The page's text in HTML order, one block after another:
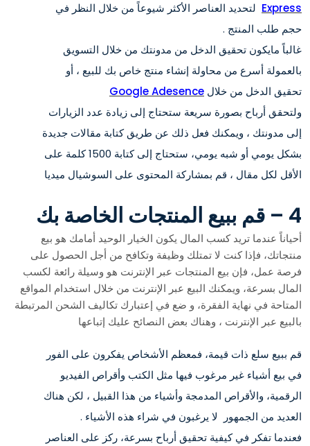
Express لتحديد العناصر الأكثر شيوعاً من خلال النظر في
حجم طلب المنتج .
غالباً مايكون تحقيق الدخل من مدونتك من خلال التسويق
بالعمولة أسرع من محاولة إنشاء منتج خاص بك للبيع ، أو
تحقيق الدخل من خلال Google Adesence
ولتحقق أرباح بصورة سريعة ستحتاج إلى زيادة عدد الزيارات
إلى مدونتك ، ويمكنك فعل ذلك عن طريق كتابة مقالات جديدة
بشكل يومي أو شبه يومي، ستحتاج إلى كتابة 1500 كلمة على
الأقل لكل مقال ، قم بمشاركة المحتوى على السوشيال ميديا
4 – قم ببيع المنتجات الخاصة بك
أحياناً عندما تريد كسب المال يكون الخيار الوحيد أمامك هو بيع
منتجاتك، فإذا كنت لا تمتلك وظيفة وتكافح من أجل الحصول على
فرصة عمل، فإن بيع المنتجات عبر الإنترنت هو وسيلة رائعة لكسب
المال بسرعة، ويمكنك البيع عبر الإنترنت من خلال استخدام المواقع
المتاحة في نهاية الفقرة، و ضع في إعتبارك تكاليف الشحن المرتبطة
بالبيع عبر الإنترنت ، وهناك بعض النصائح عليك إتباعها
قم ببيع سلع ذات قيمة، فمعظم الأشخاص يفكرون على الفور
في بيع أشياء غير مرغوب فيها مثل الكتب وأقراص الفيديو
الرقمية، والأقراص المدمجة وأشياء من هذا القبيل ، لكن هناك
العديد من الجمهور لا يرغبون في شراء هذه الأشياء .
فعندما تفكر في كيفية تحقيق أرباح بسرعة، ركز على العناصر